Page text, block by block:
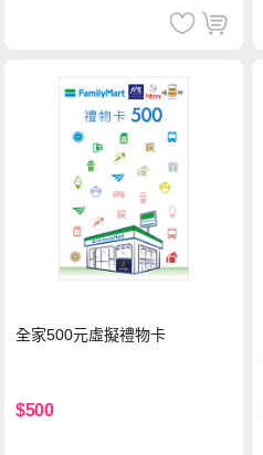
全家500元虛擬禮物卡
$500